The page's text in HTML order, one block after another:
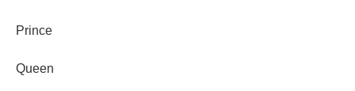
Prince
Queen